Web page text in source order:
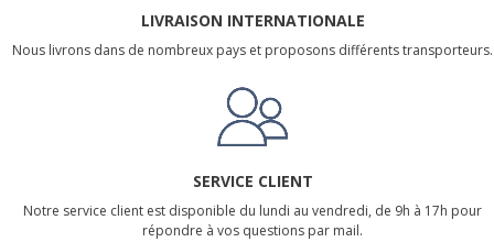
LIVRAISON INTERNATIONALE
Nous livrons dans de nombreux pays et proposons différents transporteurs.
SERVICE CLIENT
Notre service client est disponible du lundi au vendredi, de 9h à 17h pour
répondre à vos questions par mail.